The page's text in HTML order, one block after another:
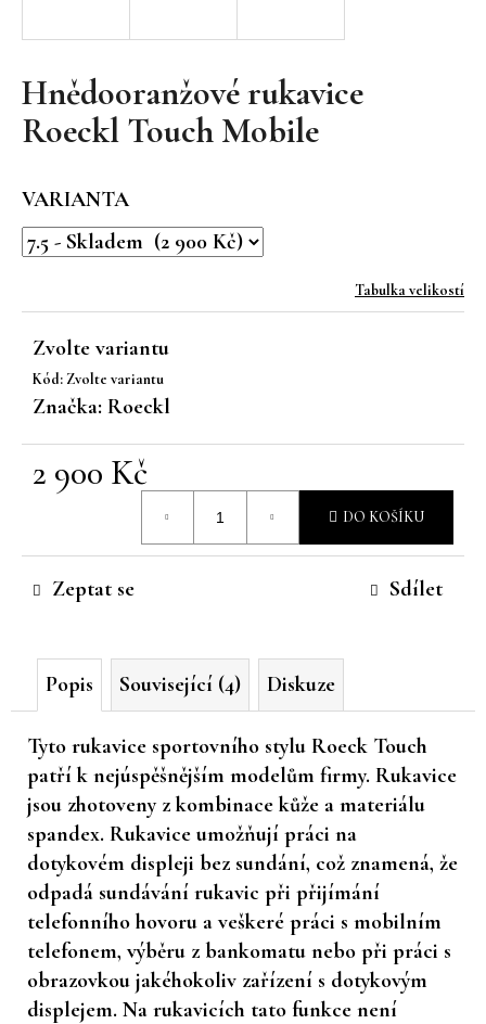
Hnědooranžové rukavice
Roeckl Touch Mobile
VARIANTA
Tabulka velikostí
Zvolte variantu
Kód: Zvolte variantu
Značka: Roeckl
2 900 Kč
Měrná
DO KOŠÍKU
Zeptat se Sdílet
Popis Související (4) Diskuze
Tyto rukavice sportovního stylu Roeck Touch
patří k nejúspěšnějším modelům firmy. Rukavice
jsou zhotoveny z kombinace kůže a materiálu
spandex. Rukavice umožňují práci na
dotykovém displeji bez sundání, což znamená, že
odpadá sundávání rukavic při přijímání
telefonního hovoru a veškeré práci s mobilním
telefonem, výběru z bankomatu nebo při práci s
obrazovkou jakéhokoliv zařízení s dotykovým
displejem. Na rukavicích tato funkce není
í
t
?
HLEDAT
D
j
m